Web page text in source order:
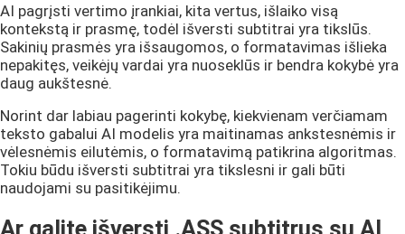
AI pagrįsti vertimo įrankiai, kita vertus, išlaiko visą
kontekstą ir prasmę, todėl išversti subtitrai yra tikslūs.
Sakinių prasmės yra išsaugomos, o formatavimas išlieka
nepakitęs, veikėjų vardai yra nuoseklūs ir bendra kokybė yra
daug aukštesnė.
Norint dar labiau pagerinti kokybę, kiekvienam verčiamam
teksto gabalui AI modelis yra maitinamas ankstesnėmis ir
vėlesnėmis eilutėmis, o formatavimą patikrina algoritmas.
Tokiu būdu išversti subtitrai yra tikslesni ir gali būti
naudojami su pasitikėjimu.
Ar galite išversti .ASS subtitrus su AI